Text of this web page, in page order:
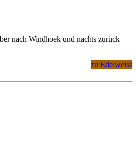
nach Windhoek und nachts zurück
zu Edelweiss